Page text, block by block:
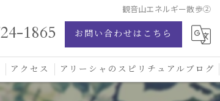
観音山エネルギー散歩②
1865 お問い合わせはこちら
アクセス アリーシャのスピリチュアルブログ